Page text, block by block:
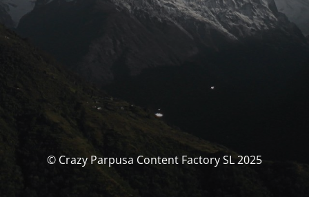
© Crazy Parpusa Content Factory SL 2025